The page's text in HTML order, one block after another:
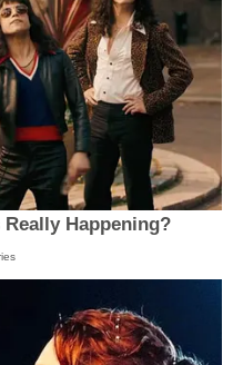
Really Happening?